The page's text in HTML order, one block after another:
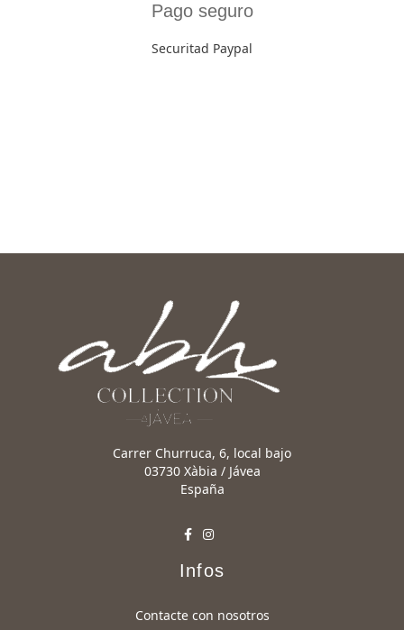
Pago seguro
Securitad Paypal
Carrer Churruca, 6, local bajo
03730 Xàbia / Jávea
España
Infos
Contacte con nosotros